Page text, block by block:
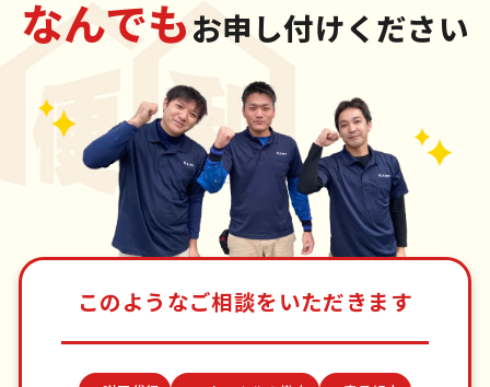
なんでもお申し付けください
このようなご相談をいただきます